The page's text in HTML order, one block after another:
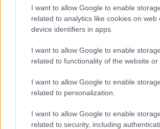
I want to allow Google to enable
related to analytics like cookies on web
device identifiers in apps.
I want to allow Google to enable
related to functionality of the website or
I want to allow Google to enable
related to personalization.
I want to allow Google to enable
related to security, including
Andrea Conforti · 6 Ago 2026
NERD NEWS